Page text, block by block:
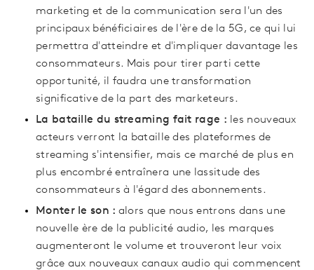
marketing et de la communication sera l'un des
principaux bénéficiaires de l'ère de la 5G, ce qui lui
permettra d'atteindre et d'impliquer davantage les
consommateurs. Mais pour tirer parti cette
opportunité, il faudra une transformation
significative de la part des marketeurs.
La bataille du streaming fait rage : les nouveaux
acteurs verront la bataille des plateformes de
streaming s'intensifier, mais ce marché de plus en
plus encombré entraînera une lassitude des
consommateurs à l'égard des abonnements.
Monter le son : alors que nous entrons dans une
nouvelle ère de la publicité audio, les marques
augmenteront le volume et trouveront leur voix
grâce aux nouveaux canaux audio qui commencent